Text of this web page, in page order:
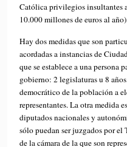
Católica privilegios insultantes
10.000 millones de euros al
Hay dos medidas que son
acordadas a instancias de
que se establece a una persona
gobierno: 2 legislaturas u 8
democrático de la población a
representantes. La otra medida
diputados nacionales y
sólo puedan ser juzgados por
de la cámara de la que son